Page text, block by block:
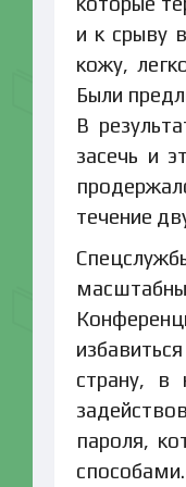
и к срыву
кожу,
Были
В
засечь и
течение
страну, в
пароля,